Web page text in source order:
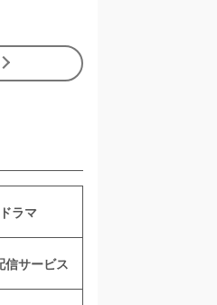
ドラマ
信サービス